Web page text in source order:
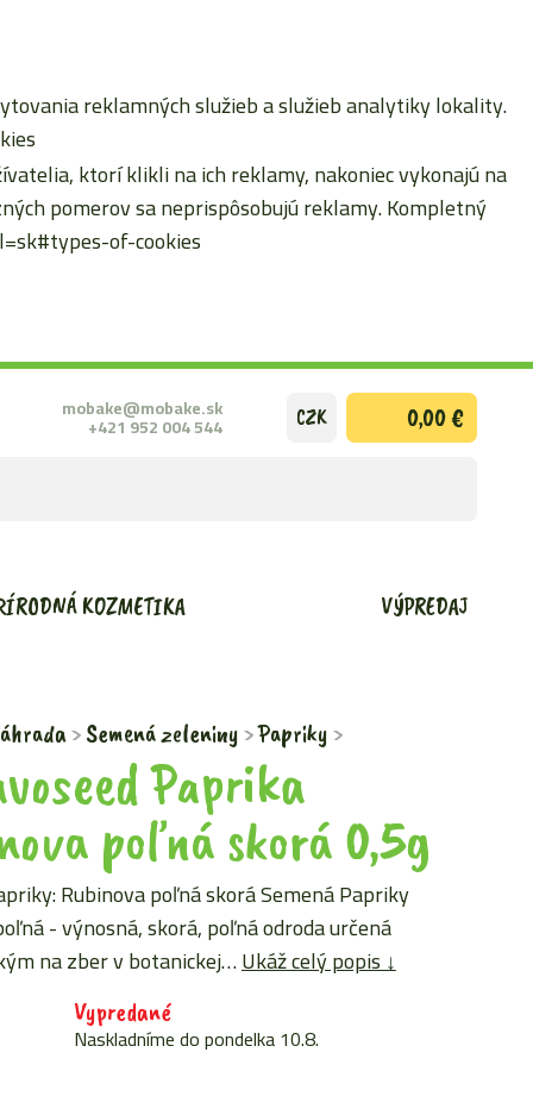
KOZMETIKA VÝPREDAJ
mobake@mobake.sk
+421 952 004 544 CZK 0,00 €
Semená zeleniny Papriky
Paprika
poľná skorá 0,5g
Rubinova poľná skorá Semená Papriky
- výnosná, skorá, poľná odroda určená
na zber v botanickej…Ukáž celý popis ↓
Vypredané
Naskladníme do pondelka 10.8.
reklamných služieb a služieb analytiky lokality.
ktorí klikli na ich reklamy, nakoniec vykonajú na
pomerov sa neprispôsobujú reklamy. Kompletný
of-cookies